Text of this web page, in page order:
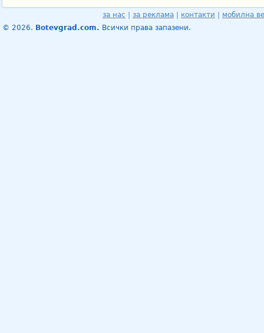
за нас за реклама контакти
мобилна
© 2026. Botevgrad.com. Всички права запазени.